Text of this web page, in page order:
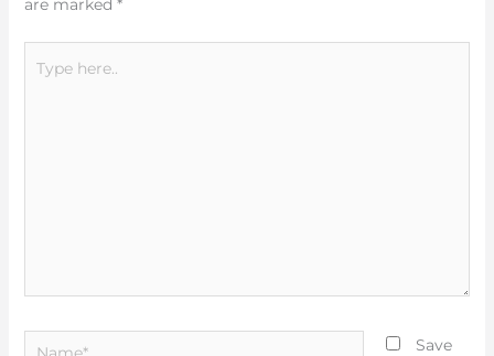
are marked *
here..
Name*
Save